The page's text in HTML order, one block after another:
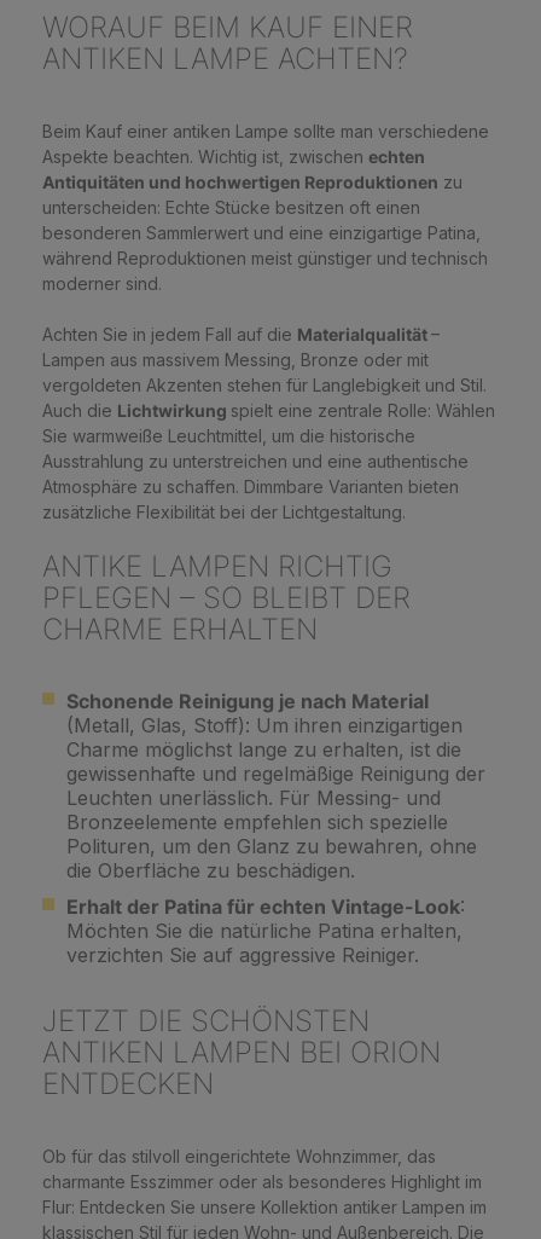
WORAUF BEIM KAUF EINER
ANTIKEN LAMPE ACHTEN?
Beim Kauf einer antiken Lampe sollte man verschiedene
Aspekte beachten. Wichtig ist, zwischen echten
Antiquitäten und hochwertigen Reproduktionen zu
unterscheiden: Echte Stücke besitzen oft einen
besonderen Sammlerwert und eine einzigartige Patina,
während Reproduktionen meist günstiger und technisch
moderner sind.
Achten Sie in jedem Fall auf die Materialqualität–
Lampen aus massivem Messing, Bronze oder mit
vergoldeten Akzenten stehen für Langlebigkeit und Stil.
Auch die Lichtwirkung spielt eine zentrale Rolle: Wählen
Sie warmweiße Leuchtmittel, um die historische
Ausstrahlung zu unterstreichen und eine authentische
Atmosphäre zu schaffen. Dimmbare Varianten bieten
zusätzliche Flexibilität bei der Lichtgestaltung.
ANTIKE LAMPEN RICHTIG
PFLEGEN – SO BLEIBT DER
CHARME ERHALTEN
Schonende Reinigung je nach Material
(Metall, Glas, Stoff): Um ihren einzigartigen
Charme möglichst lange zu erhalten, ist die
gewissenhafte und regelmäßige Reinigung der
Leuchten unerlässlich. Für Messing- und
Bronzeelemente empfehlen sich spezielle
Polituren, um den Glanz zu bewahren, ohne
die Oberfläche zu beschädigen.
Erhalt der Patina für echten Vintage-Look:
Möchten Sie die natürliche Patina erhalten,
verzichten Sie auf aggressive Reiniger.
JETZT DIE SCHÖNSTEN
ANTIKEN LAMPEN BEI ORION
ENTDECKEN
Ob für das stilvoll eingerichtete Wohnzimmer, das
charmante Esszimmer oder als besonderes Highlight im
Flur: Entdecken Sie unsere Kollektion antiker Lampen im
klassischen Stil für jeden Wohn- und Außenbereich. Die